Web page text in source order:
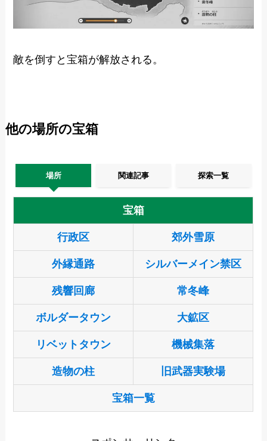
敵を倒すと宝箱が解放される。
他の場所の宝箱
場所 関連記事 探索一覧
宝箱
行政区 郊外雪原
外縁通路 シルバーメイン禁区
残響回廊 常冬峰
ボルダータウン 大鉱区
リベットタウン 機械集落
造物の柱 旧武器実験場
宝箱一覧